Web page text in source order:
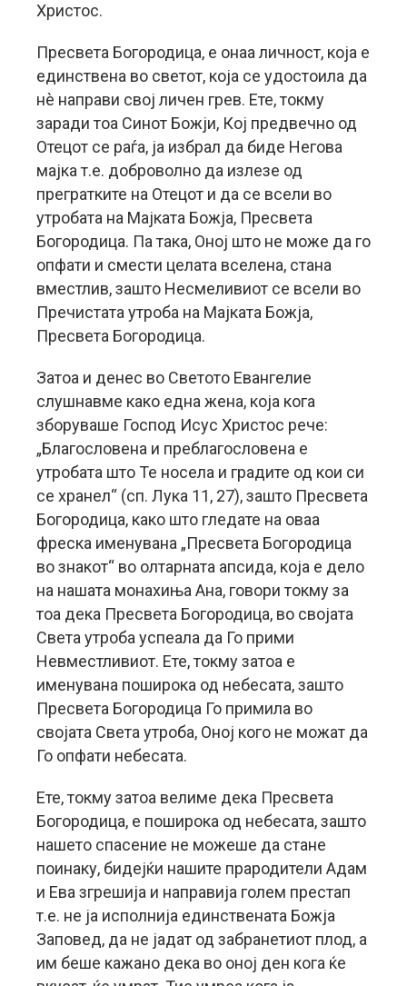
Христос.
Пресвета Богородица, е онаа личност, која е
единствена во светот, која се удостоила да
нè направи свој личен грев. Ете, токму
заради тоа Синот Божји, Кој предвечно од
Отецот се раѓа, ја избрал да биде Негова
мајка т.е. доброволно да излезе од
прегратките на Отецот и да се всели во
утробата на Мајката Божја, Пресвета
Богородица. Па така, Оној што не може да го
опфати и смести целата вселена, стана
вместлив, зашто Несмеливиот се всели во
Пречистата утроба на Мајката Божја,
Пресвета Богородица.
Затоа и денес во Светото Евангелие
слушнавме како една жена, која кога
зборуваше Господ Исус Христос рече:
„Благословена и преблагословена е
утробата што Те носела и градите од кои си
се хранел“ (сп. Лука 11, 27), зашто Пресвета
Богородица, како што гледате на оваа
фреска именувана „Пресвета Богородица
во знакот“ во олтарната апсида, која е дело
на нашата монахиња Ана, говори токму за
тоа дека Пресвета Богородица, во својата
Света утроба успеала да Го прими
Невместливиот. Ете, токму затоа е
именувана поширока од небесата, зашто
Пресвета Богородица Го примила во
својата Света утроба, Оној кого не можат да
Го опфати небесата.
Ете, токму затоа велиме дека Пресвета
Богородица, е поширока од небесата, зашто
нашето спасение не можеше да стане
поинаку, бидејќи нашите прародители Адам
и Ева згрешија и направија голем престап
т.е. не ја исполнија единствената Божја
Заповед, да не јадат од забранетиот плод, а
им беше кажано дека во оној ден кога ќе